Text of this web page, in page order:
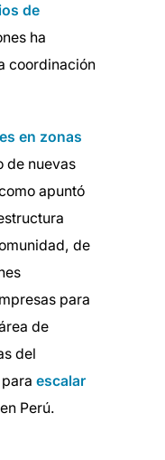
de
ha
coordinación
en zonas
de nuevas
apuntó
de
para
de
del
escalar
Perú.